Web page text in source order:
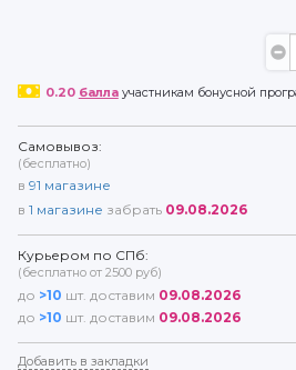
0.20 баллаучастникам бонусной
Самовывоз:
(бесплатно)
в 91 магазине
в 1 магазине забрать 09.08.2026
Курьером по СПб:
(бесплатно от 2500 руб)
до >10 шт. доставим 09.08.2026
до >10 шт. доставим 09.08.2026
Добавить в закладки